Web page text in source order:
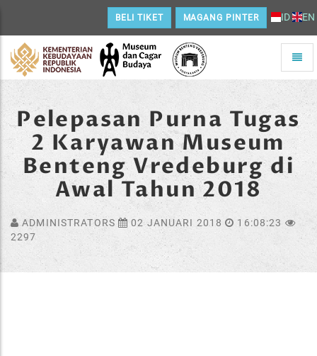
BELI TIKET MAGANG PINTER ID EN
Home
Toggle
Pelepasan Purna Tugas
2 Karyawan Museum
Benteng Vredeburg di
Awal Tahun 2018
ADMINISTRATORS 02 JANUARI 2018
16:08:23
2297